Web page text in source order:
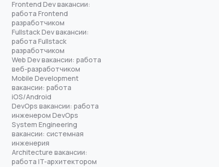
Frontend Dev вакансии:
работа Frontend
разработчиком
Fullstack Dev вакансии:
работа Fullstack
разработчиком
Web Dev вакансии: работа
веб-разработчиком
Mobile Development
вакансии: работа
iOS/Android
DevOps вакансии: работа
инженером DevOps
System Engineering
вакансии: системная
инженерия
Architecture вакансии:
работа IT-архитектором